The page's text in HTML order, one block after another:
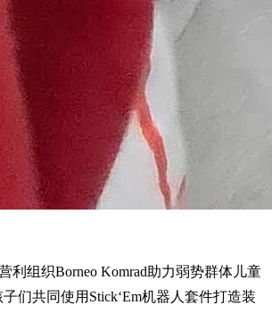
利组织Borneo Komrad助力弱势群体儿童
们共同使用Stick‘Em机器人套件打造装